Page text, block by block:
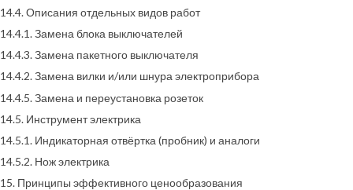
14.4. Описания отдельных видов работ
14.4.1. Замена блока выключателей
14.4.3. Замена пакетного выключателя
14.4.2. Замена вилки и/или шнура электроприбора
14.4.5. Замена и переустановка розеток
14.5. Инструмент электрика
14.5.1. Индикаторная отвёртка (пробник) и аналоги
14.5.2. Нож электрика
15. Принципы эффективного ценообразования